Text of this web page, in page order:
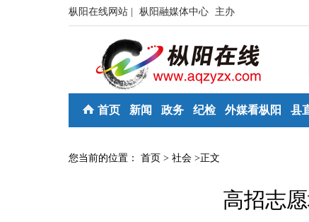
枞阳在线网站 | 枞阳融媒体中心 主办
首页 新闻 政务 纪检 外媒看枞阳 县
您当前的位置： 首页 > 社会 >正文
高招志